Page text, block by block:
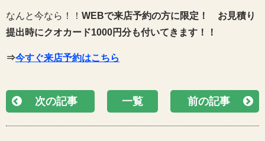
なんと今なら！！ WEBで来店予約の方に限定！
お見積り
提出時にクオカード1000円分も付いてきます！！
⇒今すぐ来店予約はこちら
次の記事 一覧 前の記事